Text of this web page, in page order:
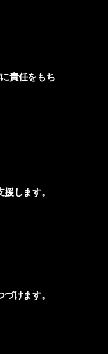
責任をもち
します。
けます。